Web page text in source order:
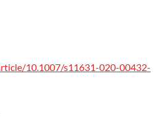
10.1007/s11631-020-00432-
dykes géants au Cameroun